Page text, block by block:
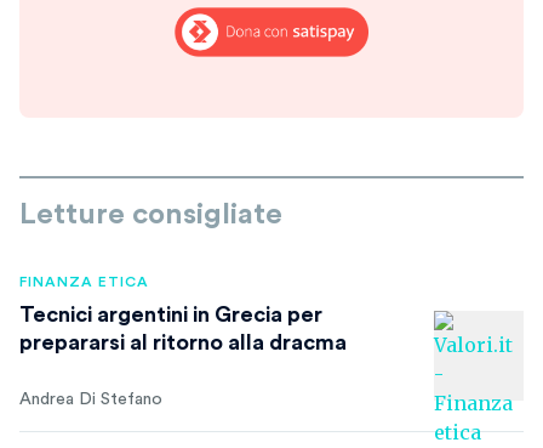
Letture consigliate
FINANZA ETICA
Tecnici argentini in Grecia per
prepararsi al ritorno alla dracma
Andrea Di Stefano